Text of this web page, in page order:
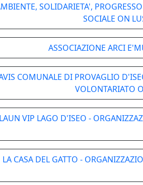
SOLIDARIETA',
SOCIALE ON
ASSOCIAZIONE ARCI
COMUNALE DI PROVAGLIO
VOLONTARIATO
VIP LAGO D'ISEO -
LA CASA DEL GATTO -